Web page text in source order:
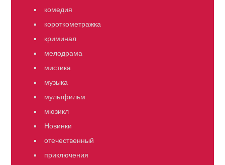
комедия
короткометражка
криминал
мелодрама
мистика
музыка
мультфильм
мюзикл
Новинки
отечественный
приключения